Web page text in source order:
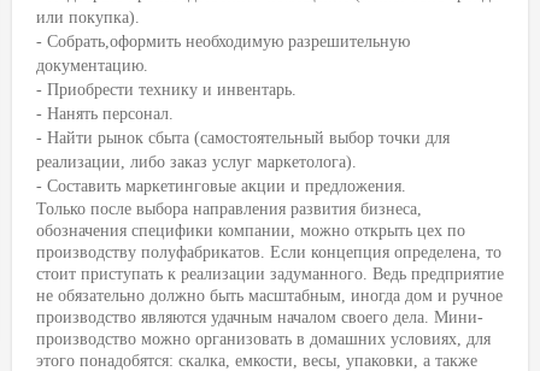
или покупка).
- Собрать,оформить необходимую разрешительную
документацию.
- Приобрести технику и инвентарь.
- Нанять персонал.
- Найти рынок сбыта (самостоятельный выбор точки для
реализации, либо заказ услуг маркетолога).
- Составить маркетинговые акции и предложения.
Только после выбора направления развития бизнеса,
обозначения специфики компании, можно открыть цех по
производству полуфабрикатов. Если концепция определена, то
стоит приступать к реализации задуманного. Ведь предприятие
не обязательно должно быть масштабным, иногда дом и ручное
производство являются удачным началом своего дела. Мини-
производство можно организовать в домашних условиях, для
этого понадобятся: скалка, емкости, весы, упаковки, а также